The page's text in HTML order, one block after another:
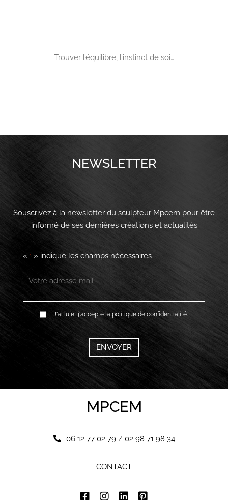
Trouver l’équilibre, l’instinct de soi…
NEWSLETTER
Souscrivez à la newsletter du sculpteur Mpcem pour être
informé de ses dernières créations et actualités
« *» indique les champs nécessaires
E-
RGPD J'ai lu et j'accepte la politique de confidentialité.
CAPTCHA
MPCEM
06 12 77 02 79/ 02 98 71 98 34
CONTACT